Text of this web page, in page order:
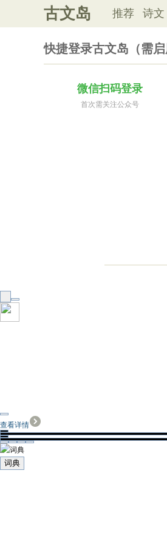
古文岛 推荐 诗文
快捷登录古文岛（需
微信扫码登录
首次需关注公众号
查看详情
词典